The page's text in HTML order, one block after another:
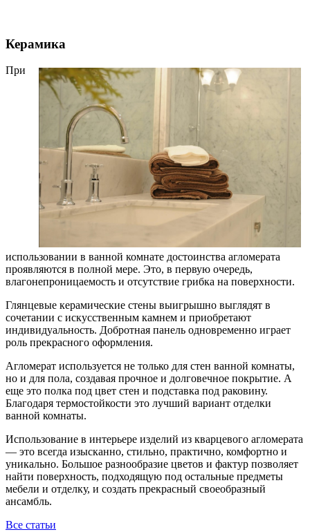
Керамика
При
использовании в ванной комнате достоинства агломерата
проявляются в полной мере. Это, в первую очередь,
влагонепроницаемость и отсутствие грибка на поверхности.
Глянцевые керамические стены выигрышно выглядят в
сочетании с искусственным камнем и приобретают
индивидуальность. Добротная панель одновременно играет
роль прекрасного оформления.
Агломерат используется не только для стен ванной комнаты,
но и для пола, создавая прочное и долговечное покрытие. А
еще это полка под цвет стен и подставка под раковину.
Благодаря термостойкости это лучший вариант отделки
ванной комнаты.
Использование в интерьере изделий из кварцевого агломерата
— это всегда изысканно, стильно, практично, комфортно и
уникально. Большое разнообразие цветов и фактур позволяет
найти поверхность, подходящую под остальные предметы
мебели и отделку, и создать прекрасный своеобразный
ансамбль.
Все статьи